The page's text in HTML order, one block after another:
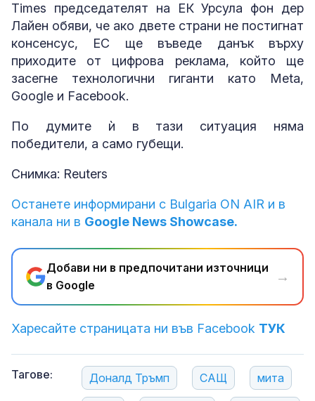
Times председателят на ЕК Урсула фон дер
Лайен обяви, че ако двете страни не постигнат
консенсус, ЕС ще въведе данък върху
приходите от цифрова реклама, който ще
засегне технологични гиганти като Meta,
Google и Facebook.
По думите ѝ в тази ситуация няма
победители, а само губещи.
Снимка: Reuters
Останете информирани с Bulgaria ON AIR и в
канала ни в Google News Showcase.
Добави ни в предпочитани източници
в Google
→
Харесайте страницата ни във Facebook ТУК
Тагове: Доналд Тръмп САЩ мита